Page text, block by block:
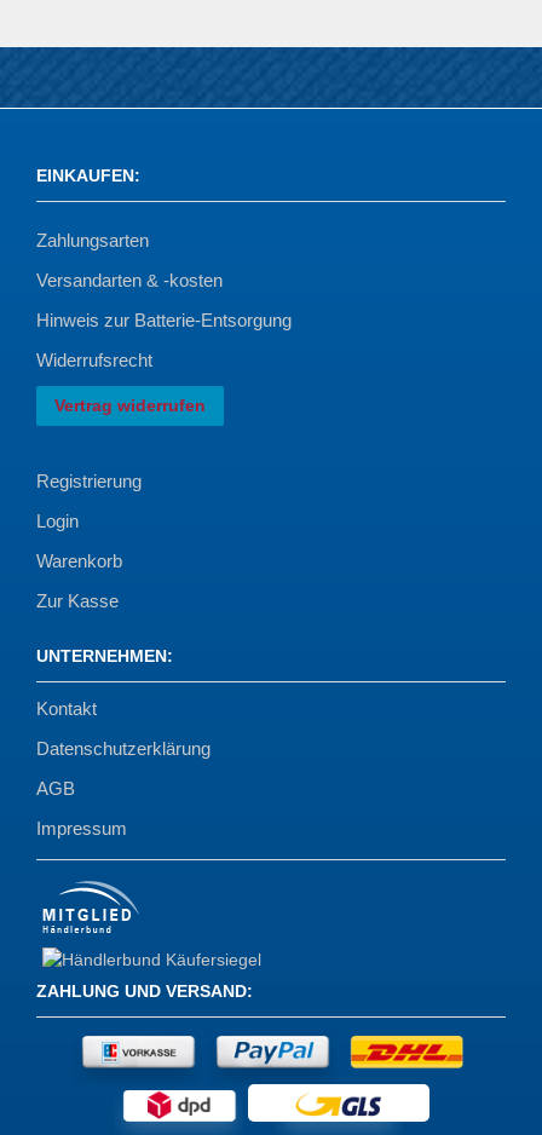
EINKAUFEN:
Zahlungsarten
Versandarten & -kosten
Hinweis zur Batterie-Entsorgung
Widerrufsrecht
Vertrag widerrufen
Registrierung
Login
Warenkorb
Zur Kasse
UNTERNEHMEN:
Kontakt
Datenschutzerklärung
AGB
Impressum
ZAHLUNG UND VERSAND: